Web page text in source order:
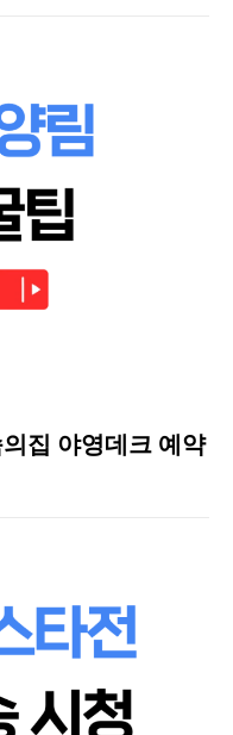
집 야영데크 예약